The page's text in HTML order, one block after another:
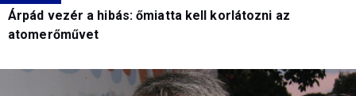
Árpád vezér a hibás: őmiatta kell korlátozni az
atomerőművet